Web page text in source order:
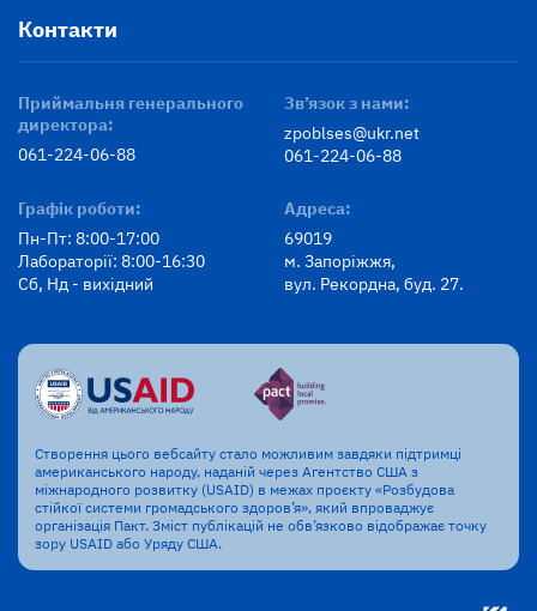
Контакти
Приймальня генерального
директора:
061-224-06-88
Зв’язок з нами:
zpoblses@ukr.net
061-224-06-88
Графік роботи:
Пн-Пт: 8:00-17:00
Лабораторії: 8:00-16:30
Сб, Нд - вихідний
Адреса:
69019
м. Запоріжжя,
вул. Рекордна, буд. 27.
Створення цього вебсайту стало можливим завдяки підтримці
американського народу, наданій через Агентство США з
міжнародного розвитку (USAID) в межах проєкту «Розбудова
стійкої системи громадського здоров’я», який впроваджує
організація Пакт. Зміст публікацій не обв’язково відображає точку
зору USAID або Уряду США.